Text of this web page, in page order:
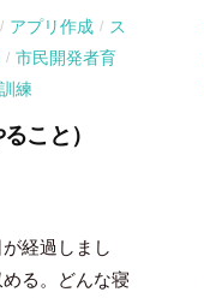
/ アプリ作成 / ス
/ 市民開発者育
練
こと）
経過しまし
る。どんな寝